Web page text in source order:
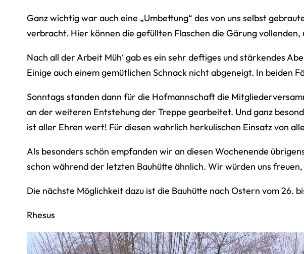
Ganz wichtig war auch eine „Umbettung“ des von uns selbst
verbracht. Hier können die gefüllten Flaschen die Gärung
Nach all der Arbeit Müh‘ gab es ein sehr deftiges und stärkendes
Einige auch einem gemütlichen Schnack nicht abgeneigt. In beiden
Sonntags standen dann für die Hofmannschaft die
an der weiteren Entstehung der Treppe gearbeitet. Und ganz
ist aller Ehren wert! Für diesen wahrlich herkulischen Einsatz von
Als besonders schön empfanden wir an diesen Wochenende
schon während der letzten Bauhütte ähnlich. Wir würden uns
Die nächste Möglichkeit dazu ist die Bauhütte nach Ostern vom 26.
Rhesus